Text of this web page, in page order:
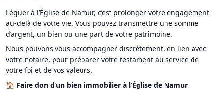
Léguer à l’Église de Namur, c’est prolonger votre engagement
au-delà de votre vie. Vous pouvez transmettre une somme
d’argent, un bien ou une part de votre patrimoine.
Nous pouvons vous accompagner discrètement, en lien avec
votre notaire, pour préparer votre testament au service de
votre foi et de vos valeurs.
🏠 Faire don d’un bien immobilier à l’Église de Namur